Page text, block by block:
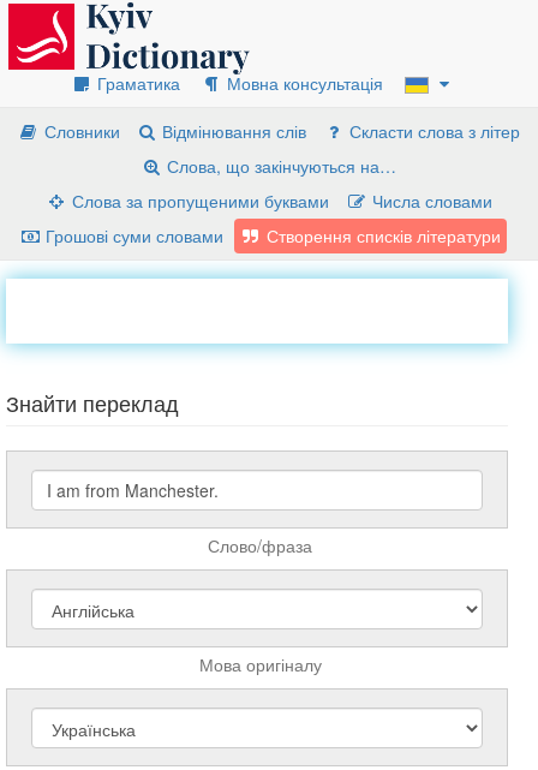
Граматика
Мовна консультація
Словники
Відмінювання слів
Скласти слова з літер
Слова, що закінчуються на…
Слова за пропущеними буквами
Числа словами
Грошові суми словами
Створення списків літератури
Знайти переклад
Слово/фраза
Мова оригіналу